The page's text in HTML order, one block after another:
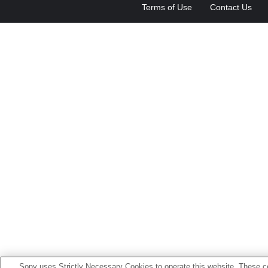
Terms of Use Contact Us